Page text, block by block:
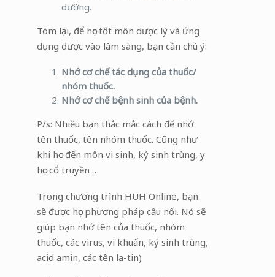
dưỡng.
Tóm lại, để học tốt môn dược lý và ứng
dụng được vào lâm sàng, bạn cần chú ý:
Nhớ cơ chế tác dụng của thuốc/
nhóm thuốc.
Nhớ cơ chế bệnh sinh của bệnh.
P/s: Nhiều bạn thắc mắc cách để nhớ
tên thuốc, tên nhóm thuốc. Cũng như
khi học đến môn vi sinh, ký sinh trùng, y
học cổ truyền …
Trong chương trình HUH Online, bạn
sẽ được học phương pháp cầu nối. Nó sẽ
giúp bạn nhớ tên của thuốc, nhóm
thuốc, các virus, vi khuẩn, ký sinh trùng,
acid amin, các tên la-tin)